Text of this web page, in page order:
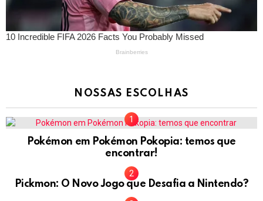
NOSSAS ESCOLHAS
Pokémon em Pokémon Pokopia: temos que
encontrar!
Pickmon: O Novo Jogo que Desafia a Nintendo?